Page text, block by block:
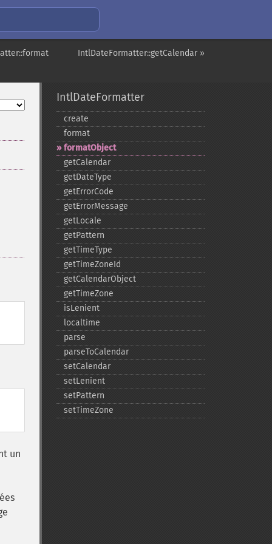
IntlDateFormatter::getCalendar »
un
IntlDateFormatter
create
format
formatObject
getCalendar
getDateType
getErrorCode
getErrorMessage
getLocale
getPattern
getTimeType
getTimeZoneId
getCalendarObject
getTimeZone
isLenient
localtime
parse
parseToCalendar
setCalendar
setLenient
setPattern
setTimeZone